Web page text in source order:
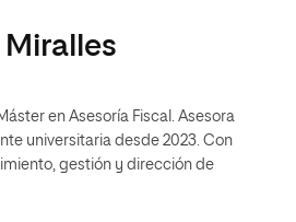
Miralles
en Asesoría Fiscal. Asesora
universitaria desde 2023. Con
gestión y dirección de